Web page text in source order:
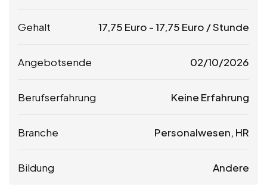
Gehalt 17,75 Euro -17,75 Euro / Stunde
Angebotsende 02/10/2026
Berufserfahrung Keine Erfahrung
Branche Personalwesen, HR
Bildung Andere